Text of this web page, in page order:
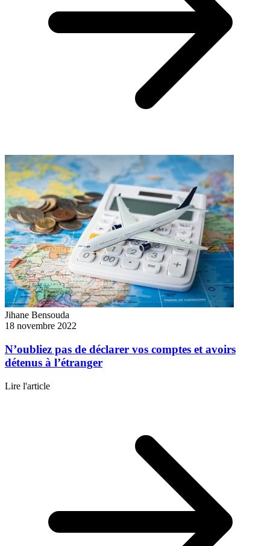
Jihane Bensouda
18 novembre 2022
N’oubliez pas de déclarer vos comptes et avoirs
détenus à l’étranger
Lire l'article